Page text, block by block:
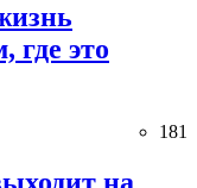
где это
181